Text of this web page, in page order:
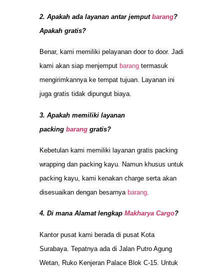
2. Apakah ada layanan antar jemput barang?
Apakah gratis?
Benar, kami memiliki pelayanan door to door. Jadi
kami akan siap menjemput barang termasuk
mengirimkannya ke tempat tujuan. Layanan ini
juga gratis tidak dipungut biaya.
3. Apakah memiliki layanan
packing barang gratis?
Kebetulan kami memiliki layanan gratis packing
wrapping dan packing kayu. Namun khusus untuk
packing kayu, kami kenakan charge serta akan
disesuaikan dengan besarnya barang
4. Di mana Alamat lengkap Makharya Cargo?
Kantor pusat kami berada di pusat Kota
Surabaya. Tepatnya ada di Jalan Putro Agung
Wetan, Ruko Kenjeran Palace Blok C-15. Untuk